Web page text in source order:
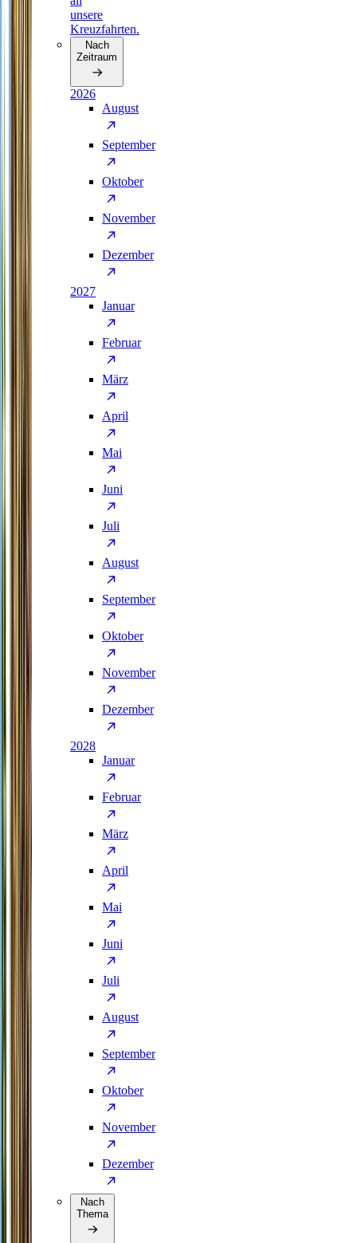
unsere
Kreuzfahrten.
Nach
Zeitraum
2026
August
September
Oktober
November
Dezember
2027
Januar
Februar
März
April
Mai
Juni
Juli
August
September
Oktober
November
Dezember
2028
Januar
Februar
März
April
Mai
Juni
Juli
August
September
Oktober
November
Dezember
Nach
Thema